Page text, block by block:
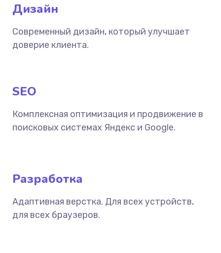
Дизайн
Современный дизайн, который улучшает
доверие клиента.
SEO
Комплексная оптимизация и продвижение в
поисковых системах Яндекс и Google.
Разработка
Адаптивная верстка. Для всех устройств,
для всех браузеров.